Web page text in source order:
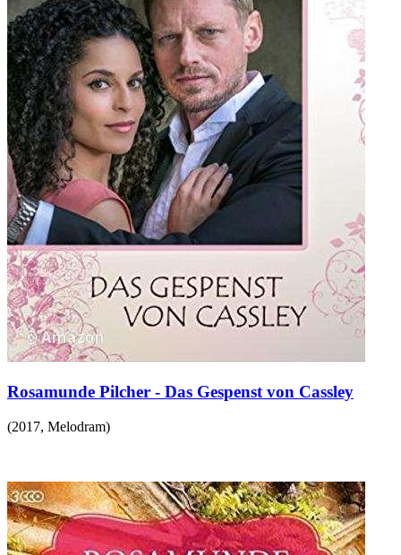
Rosamunde Pilcher - Das Gespenst von Cassley
(2017, Melodram)